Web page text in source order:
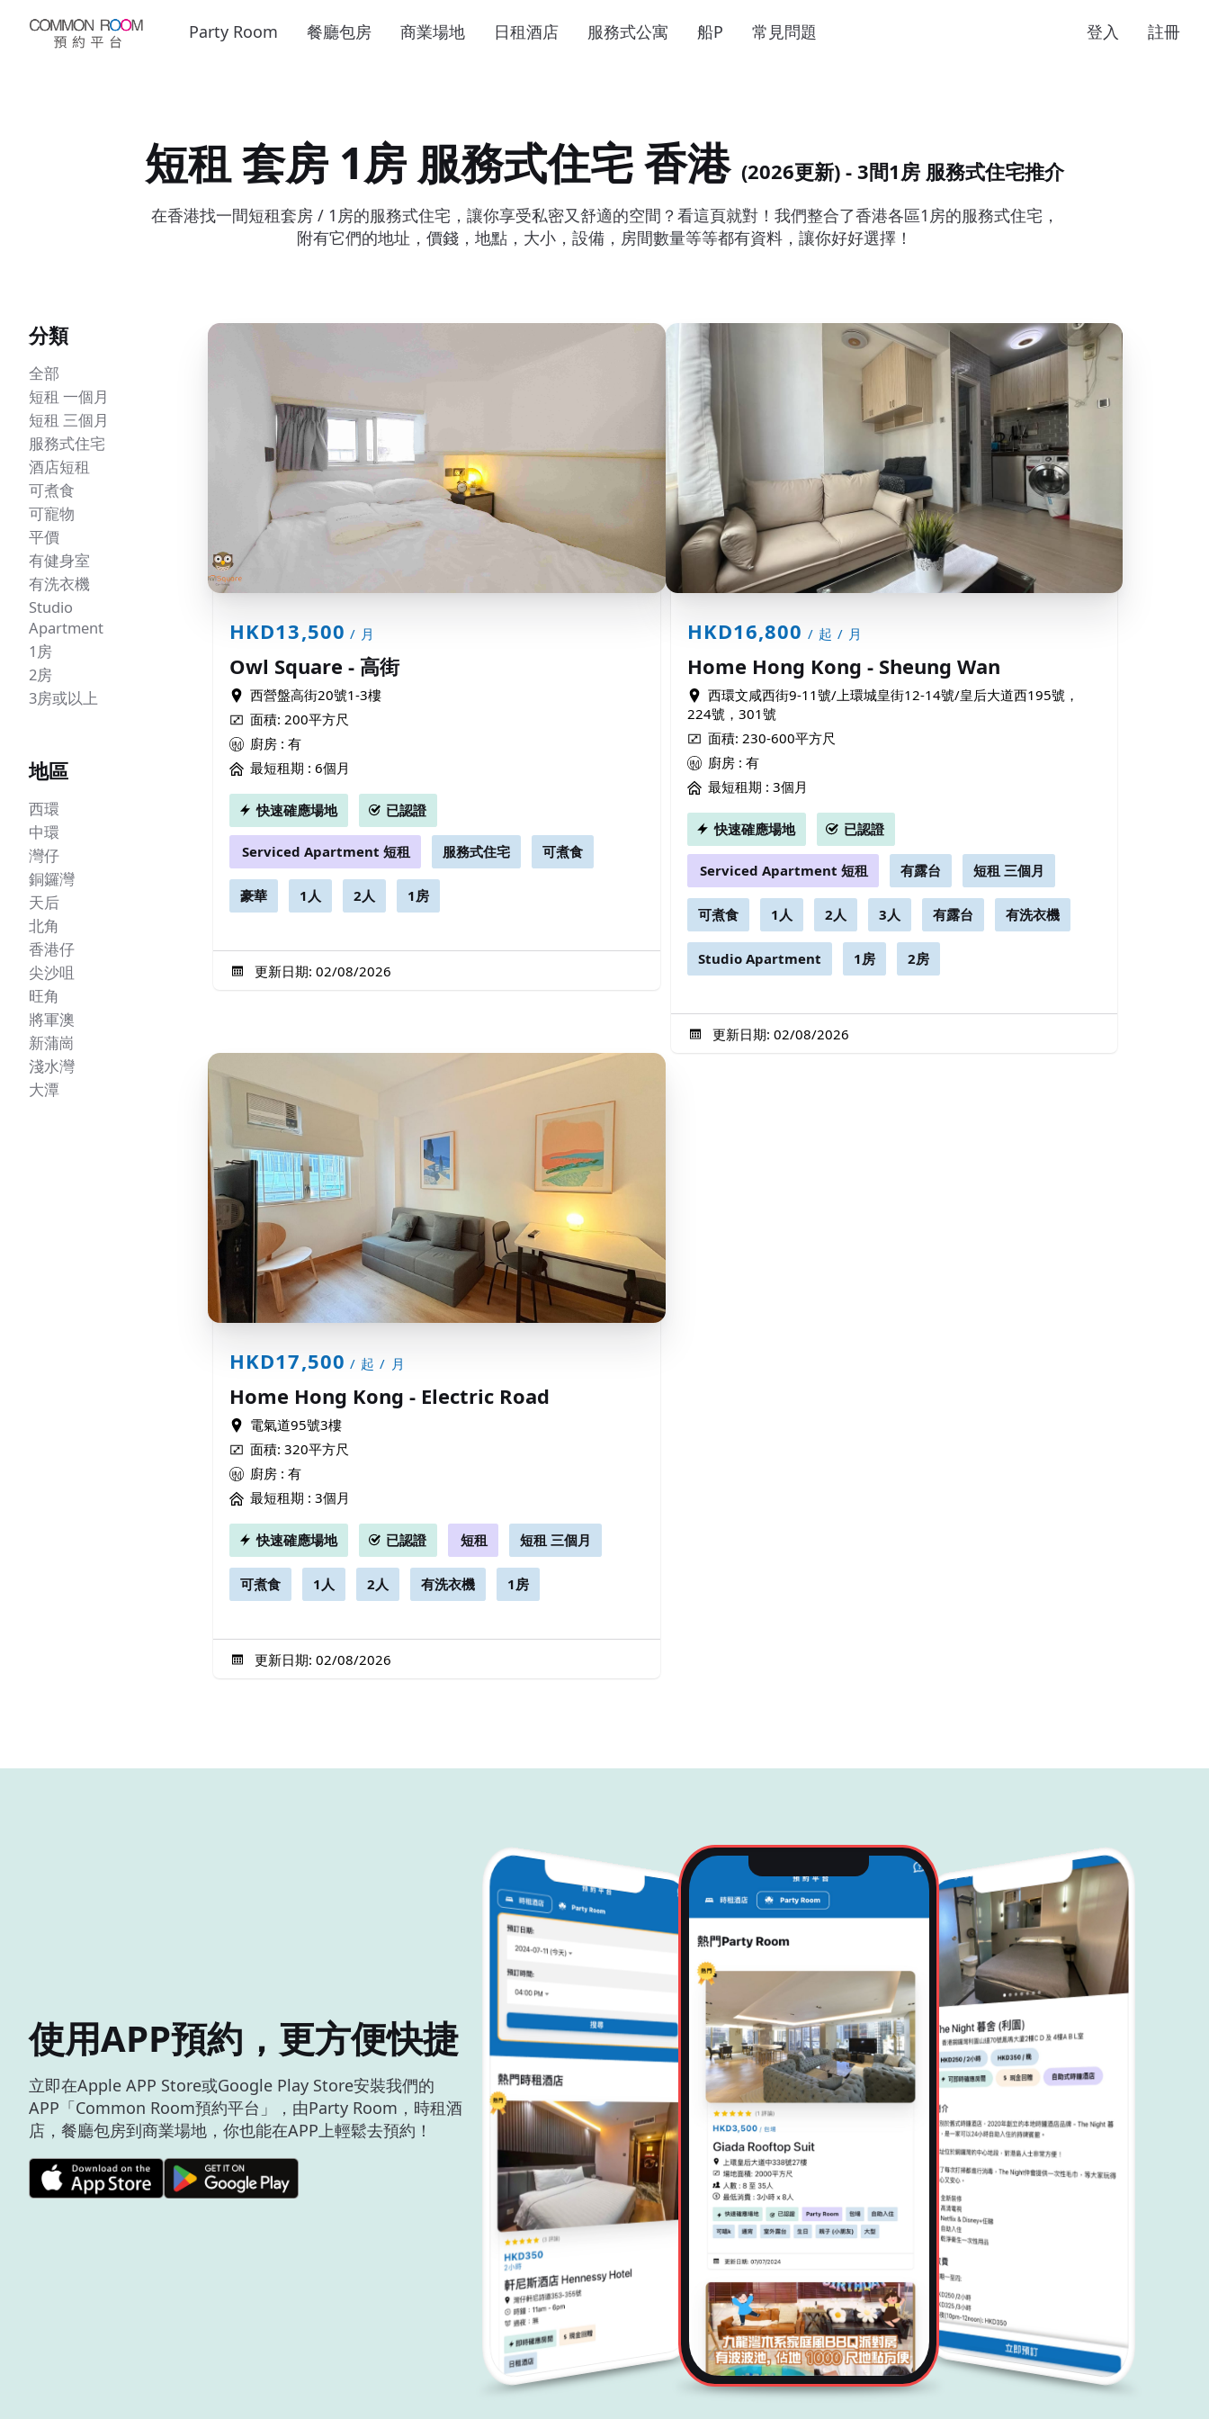
Party Room 餐廳包房 商業場地 日租酒店 服務式公寓 船P 常見問題 登入 註冊
短租 套房 1房 服務式住宅 香港 (2026更新) - 3間1房 服務式住宅推介
在香港找一間短租套房 / 1房的服務式住宅，讓你享受私密又舒適的空間？看這頁就對！我們整合了香港各區1房的服務式住宅，
附有它們的地址，價錢，地點，大小，設備，房間數量等等都有資料，讓你好好選擇！
分類
全部
短租 一個月
短租 三個月
服務式住宅
酒店短租
可煮食
可寵物
平價
有健身室
有洗衣機
Studio
Apartment
1房
2房
3房或以上
地區
西環
中環
灣仔
銅鑼灣
天后
北角
香港仔
尖沙咀
旺角
將軍澳
新蒲崗
淺水灣
大潭
HKD13,500 / 月
Owl Square - 高街
西營盤高街20號1-3樓
面積: 200平方尺
廚房 : 有
最短租期 : 6個月
快速確應場地 已認證
Serviced Apartment 短租 服務式住宅 可煮食
豪華 1人 2人 1房
更新日期: 02/08/2026
HKD16,800 / 起 / 月
Home Hong Kong - Sheung Wan
西環文咸西街9-11號/上環城皇街12-14號/皇后大道西195號，
224號，301號
面積: 230-600平方尺
廚房 : 有
最短租期 : 3個月
快速確應場地 已認證
Serviced Apartment 短租 有露台 短租 三個月
可煮食 1人 2人 3人 有露台 有洗衣機
Studio Apartment 1房 2房
更新日期: 02/08/2026
HKD17,500 / 起 / 月
Home Hong Kong - Electric Road
電氣道95號3樓
面積: 320平方尺
廚房 : 有
最短租期 : 3個月
快速確應場地 已認證 短租 短租 三個月
可煮食 1人 2人 有洗衣機 1房
更新日期: 02/08/2026
使用APP預約，更方便快捷
立即在Apple APP Store或Google Play Store安裝我們的
APP「Common Room預約平台」，由Party Room，時租酒
店，餐廳包房到商業場地，你也能在APP上輕鬆去預約！